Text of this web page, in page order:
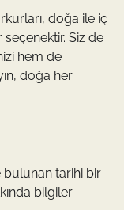
doğa ile iç
Siz de
hem de
doğa her
bulunan tarihi bir
bilgiler